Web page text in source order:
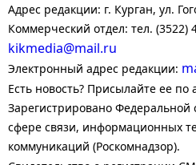
Адрес редакции: г. Курган, ул.
Коммерческий отдел: тел. (3522)
kikmedia@mail.ru
Электронный адрес редакции:
Есть новость? Присылайте ее по
Зарегистрировано Федеральной
сфере связи, информационных
коммуникаций (Роскомнадзор).